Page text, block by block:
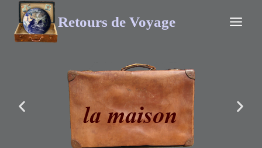
Retours de Voyage